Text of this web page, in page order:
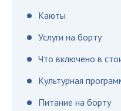
Каюты
Услуги на борту
Что включено в
Культурная
Питание на борту